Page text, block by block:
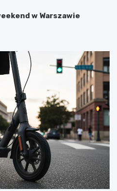
w Warszawie